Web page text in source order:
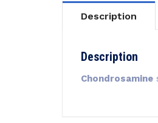
Description
Description
Chondrosamine